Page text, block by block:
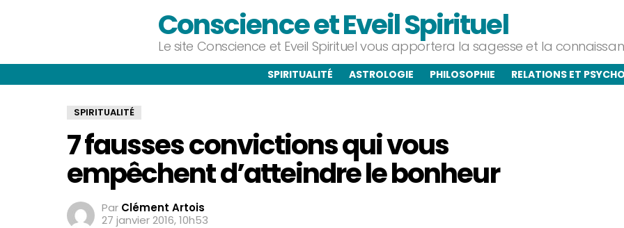
Conscience et Eveil Spirituel
Le site Conscience et Eveil Spirituel vous apportera la sagesse et la
SPIRITUALITÉ ASTROLOGIE PHILOSOPHIE RELATIONS ET
SPIRITUALITÉ
7 fausses convictions qui vous
empêchent d’atteindre le bonheur
Par Clément Artois
27 janvier 2016, 10h53